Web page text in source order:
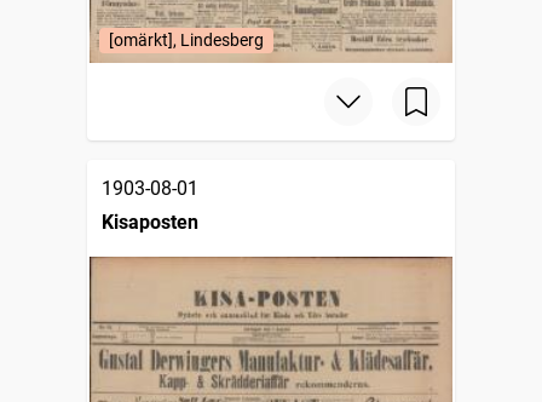
[omärkt], Lindesberg
1903-08-01
Kisaposten